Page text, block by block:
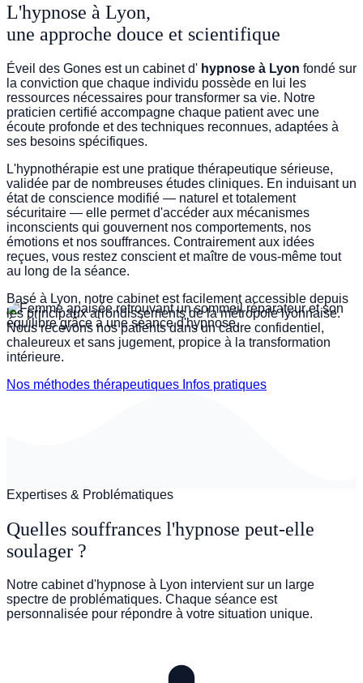
ARRÊT DU TABAC
TROUBLES DU SOMMEIL
L'hypnose à Lyon,
une approche douce et scientifique
Éveil des Gones est un cabinet d' hypnose à Lyon fondé sur
la conviction que chaque individu possède en lui les
ressources nécessaires pour transformer sa vie. Notre
praticien certifié accompagne chaque patient avec une
écoute profonde et des techniques reconnues, adaptées à
ses besoins spécifiques.
L'hypnothérapie est une pratique thérapeutique sérieuse,
validée par de nombreuses études cliniques. En induisant un
état de conscience modifié — naturel et totalement
sécuritaire — elle permet d'accéder aux mécanismes
inconscients qui gouvernent nos comportements, nos
émotions et nos souffrances. Contrairement aux idées
reçues, vous restez conscient et maître de vous-même tout
au long de la séance.
Basé à Lyon, notre cabinet est facilement accessible depuis
les principaux arrondissements de la métropole lyonnaise.
Nous recevons nos patients dans un cadre confidentiel,
chaleureux et sans jugement, propice à la transformation
intérieure.
Nos méthodes thérapeutiques Infos pratiques
Expertises & Problématiques
Quelles souffrances l'hypnose peut-elle
soulager ?
Notre cabinet d'hypnose à Lyon intervient sur un large
spectre de problématiques. Chaque séance est
personnalisée pour répondre à votre situation unique.